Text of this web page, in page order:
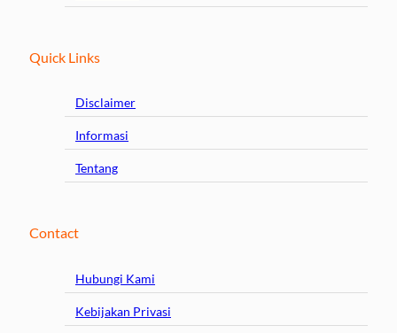
Quick Links
Disclaimer
Informasi
Tentang
Contact
Hubungi Kami
Kebijakan Privasi